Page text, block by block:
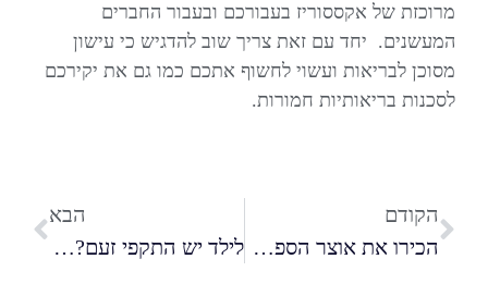
מרוכזת של אקססוריז בעבורכם ובעבור החברים
המעשנים. יחד עם זאת צריך שוב להדגיש כי עישון
מסוכן לבריאות ועשוי לחשוף אתכם כמו גם את יקירכם
לסכנות בריאותיות חמורות.
הקודם
הכירו את אוצר הספרים: הבית שלכם לכל ספרי הקודש
הבא
לילד יש התקפי זעם? כדאי שתלמדו מהם הטריגרים